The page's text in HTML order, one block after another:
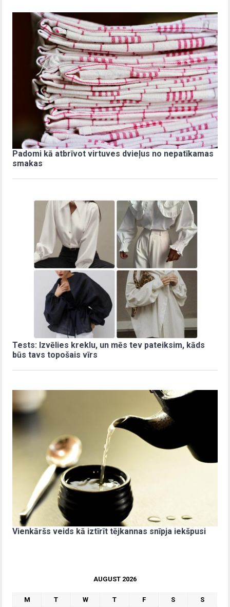
Padomi kā atbrīvot virtuves dvieļus no nepatīkamas
smakas
Tests: Izvēlies kreklu, un mēs tev pateiksim, kāds
būs tavs topošais vīrs
Vienkāršs veids kā iztīrīt tējkannas snīpja iekšpusi
AUGUST 2026
M T W T F S
S